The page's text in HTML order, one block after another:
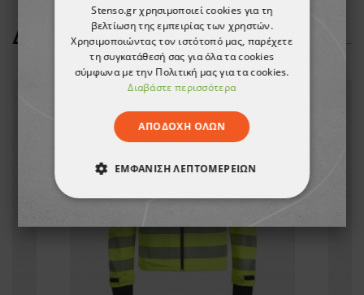
ΔΕΊΤΕ ΠΕΡΙΣΣΌΤΕΡΑ
Stenso.gr χρησιμοποιεί cookies για τη
βελτίωση της εμπειρίας των χρηστών.
Χρησιμοποιώντας τον ιστότοπό μας, παρέχετε
τη συγκατάθεσή σας για όλα τα cookies
σύμφωνα με την Πολιτική μας για τα cookies.
Διαβάστε περισσότερα
ΑΠΟΔΟΧΉ ΌΛΩΝ
ΕΜΦΆΝΙΣΗ ΛΕΠΤΟΜΕΡΕΙΏΝ
ΑΠΟΛΎΤΩΣ ΑΠΑΡΑΊΤΗΤΑ
ΑΠΌΔΟΣΗΣ ΣΤΌΧΕΥΣΗΣ
ΛΕΙΤΟΥΡΓΙΚΌΤΗΤΑΣ